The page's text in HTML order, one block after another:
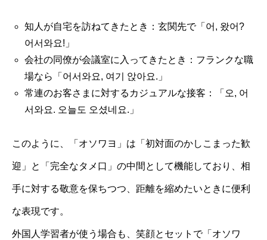
知人が自宅を訪ねてきたとき：玄関先で「어, 왔어?
어서와요!」
会社の同僚が会議室に入ってきたとき：フランクな職
場なら「어서와요, 여기 앉아요.」
常連のお客さまに対するカジュアルな接客：「오, 어
서와요. 오늘도 오셨네요.」
このように、「オソワヨ」は「初対面のかしこまった歓
迎」と「完全なタメ口」の中間として機能しており、相
手に対する敬意を保ちつつ、距離を縮めたいときに便利
な表現です。
外国人学習者が使う場合も、笑顔とセットで「オソワ